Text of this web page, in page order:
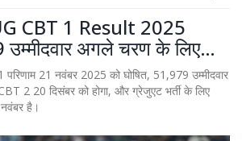
CBT 1 Result 2025
उम्मीदवार अगले चरण के लिए
21 नवंबर 2025 को घोषित, 51,979 उम्मीदवार
2 20 दिसंबर को होगा, और ग्रेजुएट भर्ती के लिए
है।